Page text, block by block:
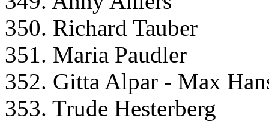
350. Richard Tauber
351. Maria Paudler
352. Gitta Alpar - Max
353. Trude Hesterberg